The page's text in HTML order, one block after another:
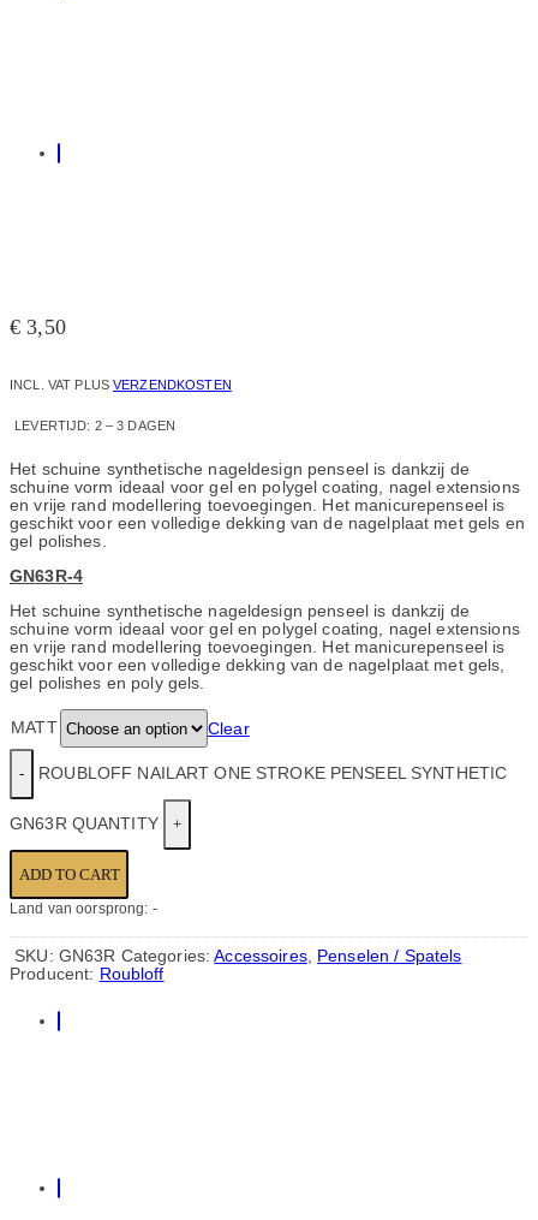
€ 3,50
INCL. VAT PLUSVERZENDKOSTEN
LEVERTIJD: 2 – 3 DAGEN
Het schuine synthetische nageldesign penseel is dankzij de
schuine vorm ideaal voor gel en polygel coating, nagel extensions
en vrije rand modellering toevoegingen. Het manicurepenseel is
geschikt voor een volledige dekking van de nagelplaat met gels en
gel polishes.
GN63 R-4
Het schuine synthetische nageldesign penseel is dankzij de
schuine vorm ideaal voor gel en polygel coating, nagel extensions
en vrije rand modellering toevoegingen. Het manicurepenseel is
geschikt voor een volledige dekking van de nagelplaat met gels,
gel polishes en poly gels.
MATT Clear
ROUBLOFF NAILART ONE STROKE PENSEEL SYNTHETIC
GN63R QUANTITY
ADD TO CART
Land van oorsprong: -
SKU: GN63R Categories:Accessoires, Penselen / Spatels
Producent: Roubloff